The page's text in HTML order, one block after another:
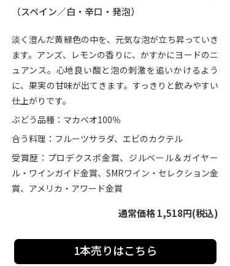
（スペイン／白・辛口・発泡）
淡く澄んだ黄緑色の中を、元気な泡が立ち昇っていき
ます。アンズ、レモンの香りに、かすかにヨードのニ
ュアンス。心地良い酸と泡の刺激を追いかけるよう
に、果実の甘味が出てきます。すっきりと飲みやすい
仕上がりです。
ぶどう品種：マカベオ100％
合う料理：フルーツサラダ、エビのカクテル
受賞歴：プロデクスポ金賞、ジルベール＆ガイヤー
ル・ワインガイド金賞、SMRワイン・セレクション金
賞、アメリカ・アワード金賞
通常価格 1,518円(税込)
1本売りはこちら